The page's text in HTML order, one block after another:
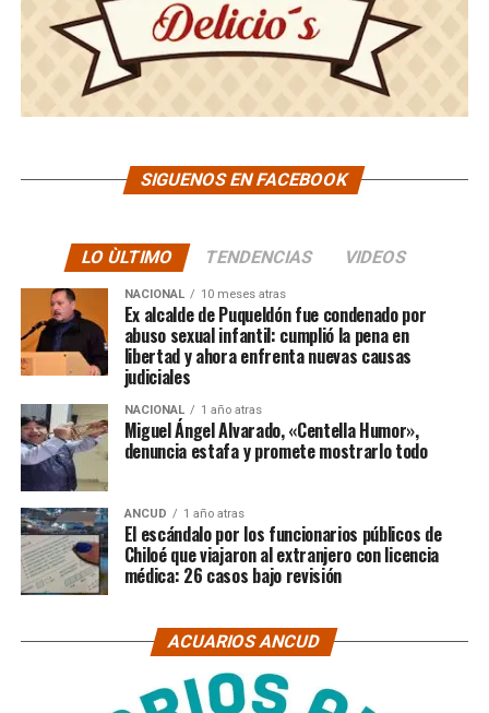
SIGUENOS EN FACEBOOK
LO ÙLTIMO TENDENCIAS VIDEOS
NACIONAL 10 meses atras
Ex alcalde de Puqueldón fue condenado por
abuso sexual infantil: cumplió la pena en
libertad y ahora enfrenta nuevas causas
judiciales
NACIONAL 1 año atras
Miguel Ángel Alvarado, «Centella Humor»,
denuncia estafa y promete mostrarlo todo
ANCUD 1 año atras
El escándalo por los funcionarios públicos de
Chiloé que viajaron al extranjero con licencia
médica: 26 casos bajo revisión
ACUARIOS ANCUD